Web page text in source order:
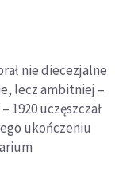
nie diecezjalne
lecz ambitniej –
1920 uczęszczał
ukończeniu